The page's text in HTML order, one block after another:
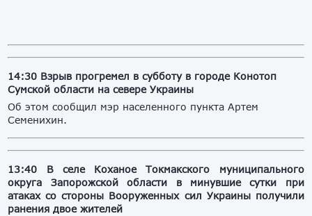
14:30 Взрыв прогремел в субботу в городе Конотоп
Сумской области на севере Украины
Об этом сообщил мэр населенного пункта Артем
Семенихин.
13:40 В селе Коханое Токмакского муниципального
округа Запорожской области в минувшие сутки при
атаках со стороны Вооруженных сил Украины получили
ранения двое жителей